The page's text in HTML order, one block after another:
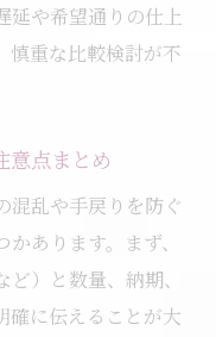
延や希望通りの仕上
慎重な比較検討が不
意点まとめ
混乱や手戻りを防ぐ
あります。まず、
）と数量、納期、
確に伝えることが大